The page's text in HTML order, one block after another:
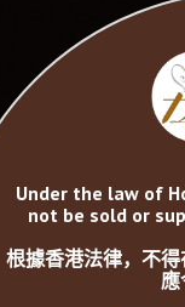
Under the law of
not be sold or
根據香港法律，不